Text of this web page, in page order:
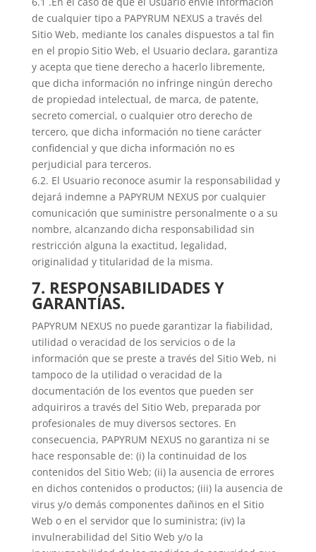
de cualquier tipo a PAPYRUM NEXUS a través del
Sitio Web, mediante los canales dispuestos a tal fin
en el propio Sitio Web, el Usuario declara, garantiza
y acepta que tiene derecho a hacerlo libremente,
que dicha información no infringe ningún derecho
de propiedad intelectual, de marca, de patente,
secreto comercial, o cualquier otro derecho de
tercero, que dicha información no tiene carácter
confidencial y que dicha información no es
perjudicial para terceros.
6.2. El Usuario reconoce asumir la responsabilidad y
dejará indemne a PAPYRUM NEXUS por cualquier
comunicación que suministre personalmente o a su
nombre, alcanzando dicha responsabilidad sin
restricción alguna la exactitud, legalidad,
originalidad y titularidad de la misma.
7. RESPONSABILIDADES Y
GARANTÍAS.
PAPYRUM NEXUS no puede garantizar la fiabilidad,
utilidad o veracidad de los servicios o de la
información que se preste a través del Sitio Web, ni
tampoco de la utilidad o veracidad de la
documentación de los eventos que pueden ser
adquiriros a través del Sitio Web, preparada por
profesionales de muy diversos sectores. En
consecuencia, PAPYRUM NEXUS no garantiza ni se
hace responsable de: (i) la continuidad de los
contenidos del Sitio Web; (ii) la ausencia de errores
en dichos contenidos o productos; (iii) la ausencia de
virus y/o demás componentes dañinos en el Sitio
Web o en el servidor que lo suministra; (iv) la
invulnerabilidad del Sitio Web y/o la